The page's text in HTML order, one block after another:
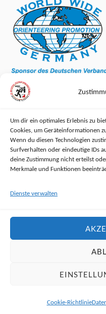
Um dir ein optimales Erlebnis zu
Cookies, um Geräteinformationen
Wenn du diesen Technologien
Surfverhalten oder eindeutige IDs
deine Zustimmung nicht erteilst
Merkmale und Funktionen
Dienste verwalten
Cookie-Richtlinie
RECHTLICHES
Impressum
Datenschutzerklärung